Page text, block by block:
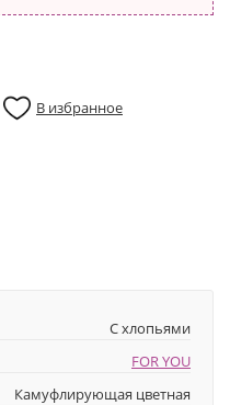
В избранное
С хлопьями
FOR YOU
Камуфлирующая цветная